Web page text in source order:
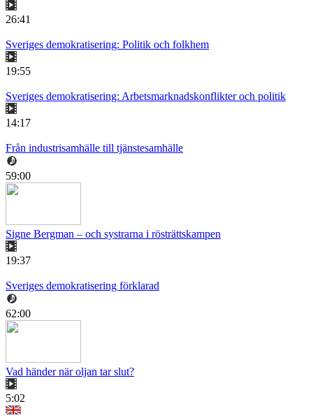
26:41
Sveriges demokratisering: Politik och folkhem
19:55
Sveriges demokratisering: Arbetsmarknadskonflikter och politik
14:17
Från industrisamhälle till tjänstesamhälle
59:00
Signe Bergman – och systrarna i rösträttskampen
19:37
Sveriges demokratisering förklarad
62:00
Vad händer när oljan tar slut?
5:02